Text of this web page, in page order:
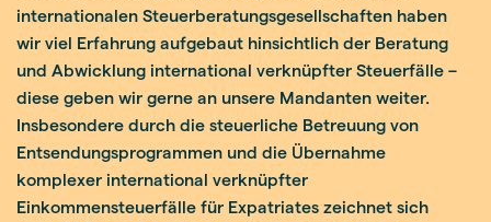
internationalen Steuerberatungsgesellschaften haben
wir viel Erfahrung aufgebaut hinsichtlich der Beratung
und Abwicklung international verknüpfter Steuerfälle –
diese geben wir gerne an unsere Mandanten weiter.
Insbesondere durch die steuerliche Betreuung von
Entsendungsprogrammen und die Übernahme
komplexer international verknüpfter
Einkommensteuerfälle für Expatriates zeichnet sich